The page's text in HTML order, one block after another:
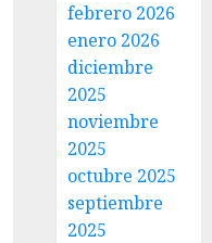
febrero 2026
enero 2026
diciembre
2025
noviembre
2025
octubre 2025
septiembre
2025